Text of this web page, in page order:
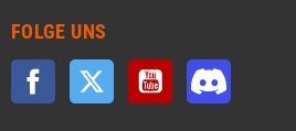
FOLGE UNS
Facebook Twitter YouTube